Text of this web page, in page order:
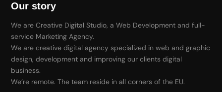
Our story
We are Creative Digital Studio, a Web Development and full-
service Marketing Agency.
We are creative digital agency specialized in web and graphic
design, development and improving our clients digital
business.
We’re remote. The team reside in all corners of the EU.